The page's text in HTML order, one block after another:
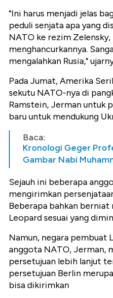
"Ini harus menjadi jelas
peduli senjata apa yang
NATO ke rezim Zelensky,
menghancurkannya.
mengalahkan Rusia,"
Pada Jumat, Amerika
sekutu NATO-nya di
Ramstein, Jerman untuk
baru untuk mendukung
Baca:
Kronologi Geger
Gambar Nabi
Sejauh ini beberapa
mengirimkan
Beberapa bahkan
Leopard sesuai yang
Namun, negara pembuat
anggota NATO, Jerman,
persetujuan lebih lanjut
persetujuan Berlin
bisa dikirimkan